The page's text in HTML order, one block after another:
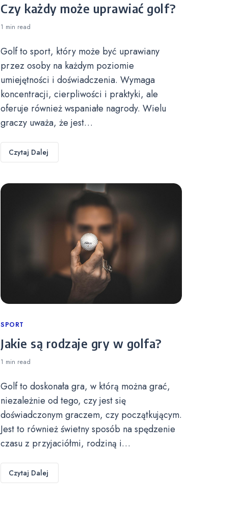
Czy każdy może uprawiać golf?
1 min read
Golf to sport, który może być uprawiany
przez osoby na każdym poziomie
umiejętności i doświadczenia. Wymaga
koncentracji, cierpliwości i praktyki, ale
oferuje również wspaniałe nagrody. Wielu
graczy uważa, że jest…
Czytaj Dalej
Categories
SPORT
Jakie są rodzaje gry w golfa?
1 min read
Golf to doskonała gra, w którą można grać,
niezależnie od tego, czy jest się
doświadczonym graczem, czy początkującym.
Jest to również świetny sposób na spędzenie
czasu z przyjaciółmi, rodziną i…
Czytaj Dalej